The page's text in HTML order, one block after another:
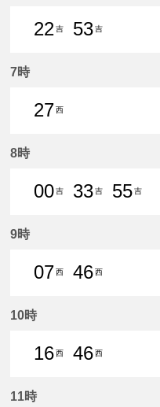
22吉
53吉
7時
27西
8時
00吉
33吉
55吉
9時
07西
46西
10時
16西
46西
11時